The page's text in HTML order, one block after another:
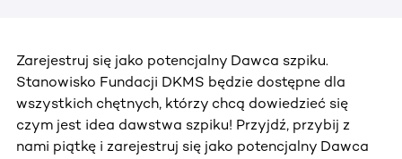
Zarejestruj się jako potencjalny Dawca szpiku.
Stanowisko Fundacji DKMS będzie dostępne dla
wszystkich chętnych, którzy chcą dowiedzieć się
czym jest idea dawstwa szpiku! Przyjdź, przybij z
nami piątkę i zarejestruj się jako potencjalny Dawca